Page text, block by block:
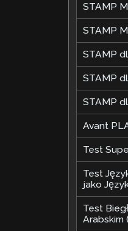
STAMP
STAMP
STAMP
STAMP
STAMP
Avant
Test
Test
jako
Test
Arabskim